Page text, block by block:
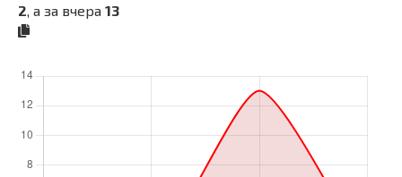
2 , а за вчера 13